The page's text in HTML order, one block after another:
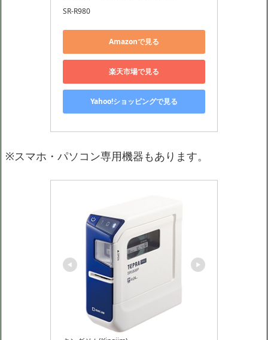
SR-R980
Amazonで見る
楽天市場で見る
Yahoo!ショッピングで見る
※スマホ・パソコン専用機器もあります。